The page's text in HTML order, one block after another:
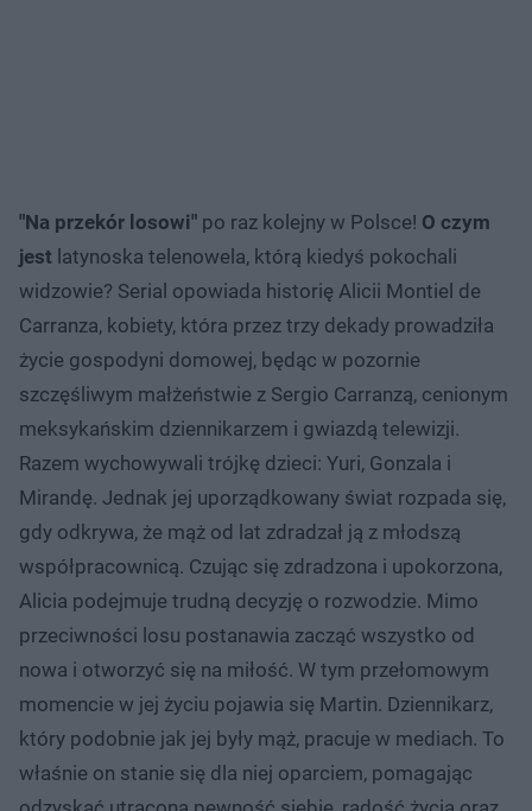
"Na przekór losowi" po raz kolejny w Polsce! O czym
jest latynoska telenowela, którą kiedyś pokochali
widzowie? Serial opowiada historię Alicii Montiel de
Carranza, kobiety, która przez trzy dekady prowadziła
życie gospodyni domowej, będąc w pozornie
szczęśliwym małżeństwie z Sergio Carranzą, cenionym
meksykańskim dziennikarzem i gwiazdą telewizji.
Razem wychowywali trójkę dzieci: Yuri, Gonzala i
Mirandę. Jednak jej uporządkowany świat rozpada się,
gdy odkrywa, że mąż od lat zdradzał ją z młodszą
współpracownicą. Czując się zdradzona i upokorzona,
Alicia podejmuje trudną decyzję o rozwodzie. Mimo
przeciwności losu postanawia zacząć wszystko od
nowa i otworzyć się na miłość. W tym przełomowym
momencie w jej życiu pojawia się Martin. Dziennikarz,
który podobnie jak jej były mąż, pracuje w mediach. To
właśnie on stanie się dla niej oparciem, pomagając